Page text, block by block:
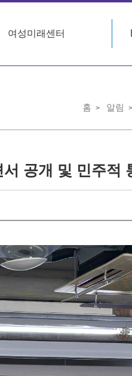
여성미래센터
홈 알림